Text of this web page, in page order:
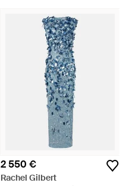
2 550 €
Rachel Gilbert